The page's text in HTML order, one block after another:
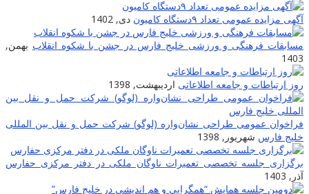
آگهی مزایده عمومی تعداد ۹دستگاه کامیون
دی, 1402
مسابقات فرهنگی و ورزشی خلیج فارس در جشن با شکوه انقلاب بهمن,
1403
روز ارتباطات و جامعه اطلاعاتى اردیبهشت, 1398
فراخوان عمومی طراحی نشان‌واره (لوگو) شرکت حمل و نقل بین المللی
خلیج فارس شهریور, 1398
برگزاری جلسه تخصصی تعمیرات ناوگان ملکی در دفتر مرکزی حفارس
آذر, 1403